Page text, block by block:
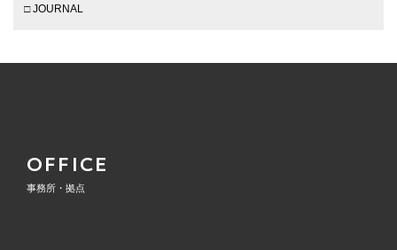
JOURNAL
OFFICE
事務所・拠点